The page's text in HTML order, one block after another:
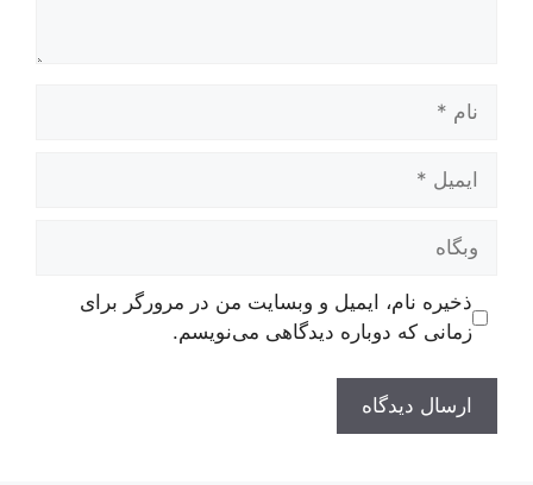
ایمیل
وبگاه
ذخیره نام، ایمیل و وبسایت من در مرورگر برای
زمانی که دوباره دیدگاهی می‌نویسم.